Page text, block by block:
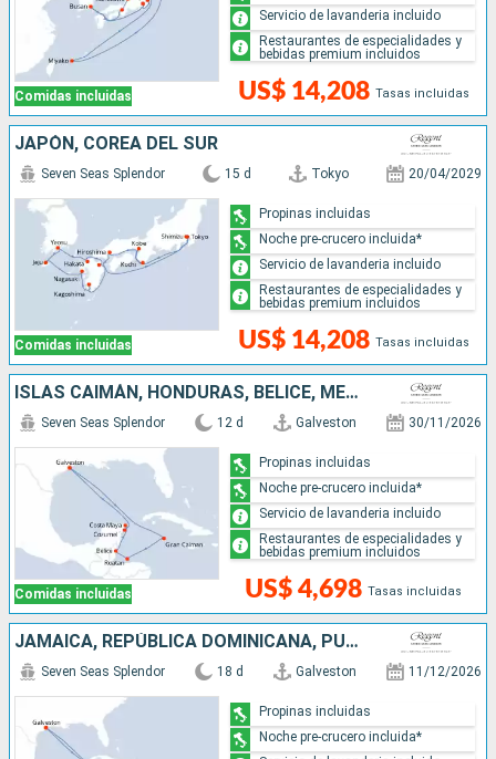
Comidas incluidas US$ 14,208 Tasas incluidas
Servicio de lavanderia incluido
Restaurantes de especialidades y
bebidas premium incluidos
JAPÓN, COREA DEL SUR
Comidas incluidas
Seven Seas Splendor 15 d Tokyo 20/04/2029
US$ 14,208 Tasas incluidas
Propinas incluidas
Noche pre-crucero incluida*
Servicio de lavanderia incluido
Restaurantes de especialidades y
bebidas premium incluidos
ISLAS CAIMÁN, HONDURAS, BELICE, MÉXICO, ESTADOS UNIDOS
Comidas incluidas
Seven Seas Splendor 12 d Galveston 30/11/2026
US$ 4,698 Tasas incluidas
Propinas incluidas
Noche pre-crucero incluida*
Servicio de lavanderia incluido
Restaurantes de especialidades y
bebidas premium incluidos
JAMAICA, REPÚBLICA DOMINICANA, PUERTO RICO, SAN VINCENT Y LAS GRANADINAS, SAN MARTÍN, FRANCIA, ISLAS CAIMÁN, ESTADOS UNIDOS
Seven Seas Splendor 18 d Galveston 11/12/2026
Propinas incluidas
Noche pre-crucero incluida*